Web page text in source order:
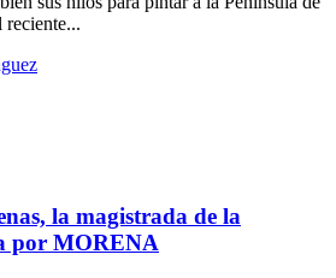
reciente...
la magistrada de la
por MORENA